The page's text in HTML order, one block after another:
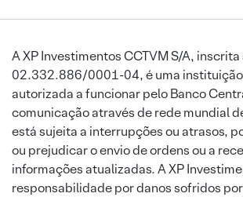
A XP Investimentos CCTVM S/A, inscrita
02.332.886/0001-04, é uma
autorizada a funcionar pelo Banco
comunicação através de rede mundial
está sujeita a interrupções ou atrasos,
ou prejudicar o envio de ordens ou a
informações atualizadas. A XP
responsabilidade por danos sofridos